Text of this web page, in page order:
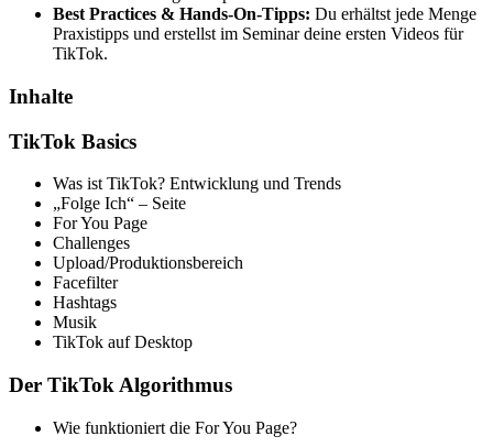
Best Practices & Hands-On-Tipps: Du erhältst jede Menge
Praxistipps und erstellst im Seminar deine ersten Videos für
TikTok.
Inhalte
TikTok Basics
Was ist TikTok? Entwicklung und Trends
„Folge Ich“ – Seite
For You Page
Challenges
Upload/Produktionsbereich
Facefilter
Hashtags
Musik
TikTok auf Desktop
Der TikTok Algorithmus
Wie funktioniert die For You Page?